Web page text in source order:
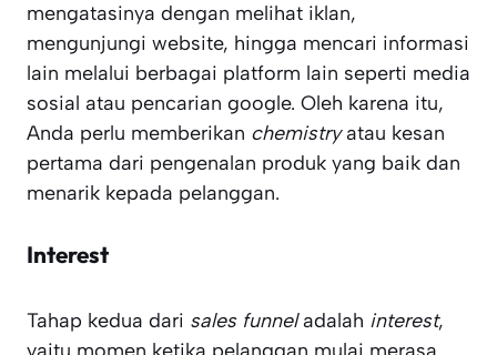
mengatasinya dengan melihat iklan,
mengunjungi website, hingga mencari informasi
lain melalui berbagai platform lain seperti media
sosial atau pencarian google. Oleh karena itu,
Anda perlu memberikan chemistryatau kesan
pertama dari pengenalan produk yang baik dan
menarik kepada pelanggan.
Interest
Tahap kedua dari sales funneladalah interest,